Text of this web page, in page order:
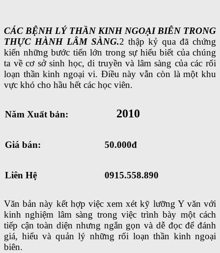
CÁC BỆNH LÝ THẦN KINH NGOẠI BIÊN TRONG
THỰC HÀNH LÂM SÀNG.2 thập kỷ qua đã chứng
kiến những bước tiến lớn trong sự hiểu biết của chúng
ta về cơ sở sinh học, di truyền và lâm sàng của các rối
loạn thần kinh ngoại vi. Điều này vẫn còn là một khu
vực khó cho hầu hết các học viên.
Năm Xuất bản: 2010
Giá bán: 50.000đ
Liên Hệ 0915.558.890
Văn bản này kết hợp việc xem xét kỹ lưỡng Y văn với
kinh nghiệm lâm sàng trong việc trình bày một cách
tiếp cận toàn diện nhưng ngắn gọn và dễ đọc để đánh
giá, hiểu và quản lý những rối loạn thần kinh ngoại
biên.